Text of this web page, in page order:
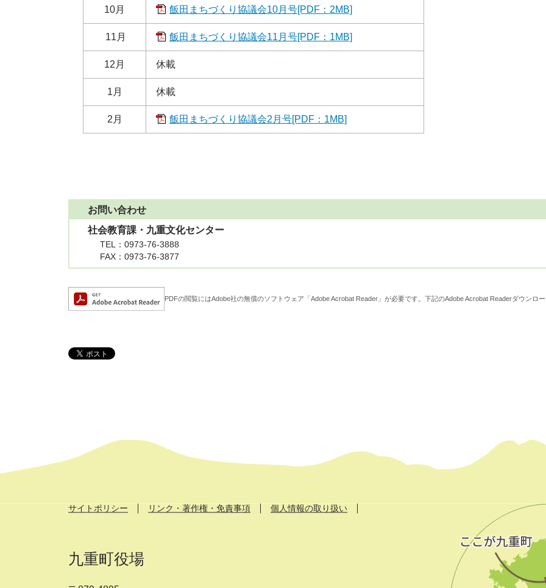
10月 飯田まちづくり協議会10月号[PDF：2MB]
11月 飯田まちづくり協議会11月号[PDF：1MB]
12月 休載
1月 休載
2月 飯田まちづくり協議会2月号[PDF：1MB]
お問い合わせ
社会教育課・九重文化センター
TEL
：0973-76-3888
FAX ：0973-76-3877
PDFの閲覧にはAdobe社の無償のソフトウェア「Adobe Acrobat Reader」が必要です。下記のAdobe Acrobat Readerダウンロ
サイトポリシー リンク・著作権・免責事項 個人情報の取り扱い
九重町役場